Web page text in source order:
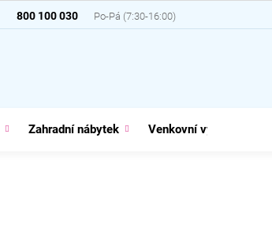
800 100 030
Zahradní nábytek Venkovní vybavení